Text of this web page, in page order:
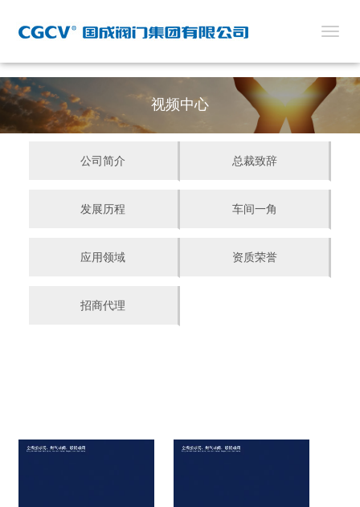
切
导
航
视频中心
公司简介 总裁致辞
发展历程 车间一角
应用领域 资质荣誉
招商代理